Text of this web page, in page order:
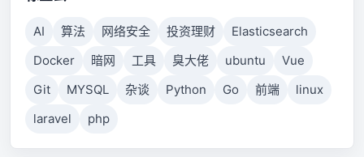
AI 算法 网络安全 投资理财
Elasticsearch
Docker
暗网 工具 臭大佬 ubuntu
Vue
Git
MYSQL 杂谈 Python Go 前端
linux
laravel
php